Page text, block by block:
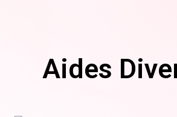
Aides